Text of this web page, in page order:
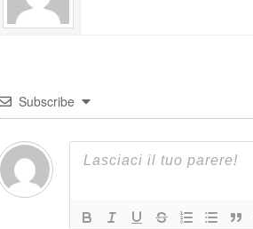
Subscribe